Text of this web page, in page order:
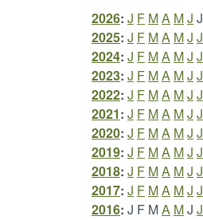
2026: J F MA MJ J
2025: J F MA MJ J
2024: J F MA MJ J
2023: J F MA MJ J
2022: J F MA MJ J
2021: J F MA MJ J
2020: J F MA MJ J
2019: J F MA MJ J
2018: J F MA MJ J
2017: J F MA MJ J
2016: J F MA MJ J